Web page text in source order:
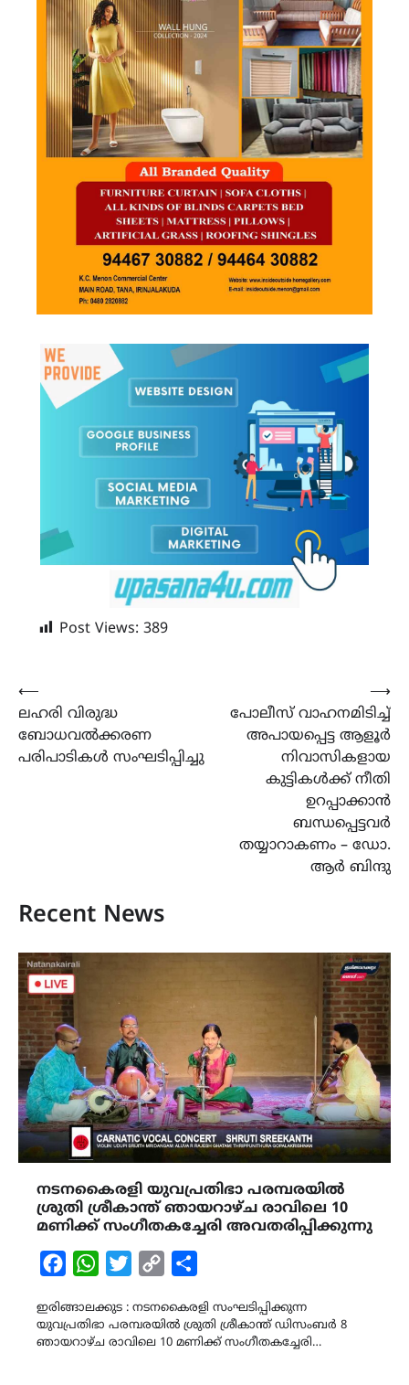
Post Views: 389
Post
navigation
⟵
ലഹരി വിരുദ്ധ
ബോധവൽക്കരണ
പരിപാടികൾ സംഘടിപ്പിച്ചു
പോലീസ് വാഹനമിടിച്ച്
അപായപ്പെട്ട ആളൂർ
നിവാസികളായ
കുട്ടികൾക്ക് നീതി
ഉറപ്പാക്കാൻ
ബന്ധപ്പെട്ടവർ
തയ്യാറാകണം – ഡോ.
ആർ ബിന്ദു
⟶
Recent News
നടനകൈരളി യുവപ്രതിഭാ പരമ്പരയിൽ
ശ്രുതി ശ്രീകാന്ത് ഞായറാഴ്ച രാവിലെ 10
മണിക്ക് സംഗീതകച്ചേരി അവതരിപ്പിക്കുന്നു
FacebookWhatsAppTwitterCopy
ഇരിങ്ങാലക്കുട : നടനകൈരളി സംഘടിപ്പിക്കുന്ന
യുവപ്രതിഭാ പരമ്പരയിൽ ശ്രുതി ശ്രീകാന്ത് ഡിസംബർ 8
ഞായറാഴ്ച രാവിലെ 10 മണിക്ക് സംഗീതകച്ചേരി…